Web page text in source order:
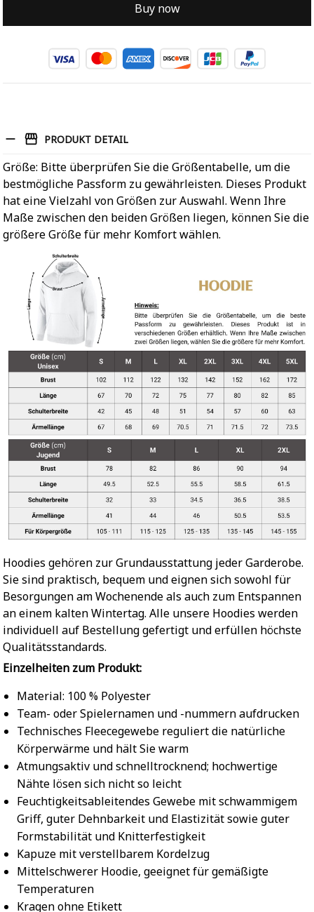
Buy now
PRODUKT DETAIL
Größe: Bitte überprüfen Sie die Größentabelle, um die
bestmögliche Passform zu gewährleisten. Dieses Produkt
hat eine Vielzahl von Größen zur Auswahl. Wenn Ihre
Maße zwischen den beiden Größen liegen, können Sie die
größere Größe für mehr Komfort wählen.
Hoodies gehören zur Grundausstattung jeder Garderobe.
Sie sind praktisch, bequem und eignen sich sowohl für
Besorgungen am Wochenende als auch zum Entspannen
an einem kalten Wintertag. Alle unsere Hoodies werden
individuell auf Bestellung gefertigt und erfüllen höchste
Qualitätsstandards.
Einzelheiten zum Produkt:
Material: 100 % Polyester
Team- oder Spielernamen und -nummern aufdrucken
Technisches Fleecegewebe reguliert die natürliche
Körperwärme und hält Sie warm
Atmungsaktiv und schnelltrocknend; hochwertige
Nähte lösen sich nicht so leicht
Feuchtigkeitsableitendes Gewebe mit schwammigem
Griff, guter Dehnbarkeit und Elastizität sowie guter
Formstabilität und Knitterfestigkeit
Kapuze mit verstellbarem Kordelzug
Mittelschwerer Hoodie, geeignet für gemäßigte
Temperaturen
Kragen ohne Etikett